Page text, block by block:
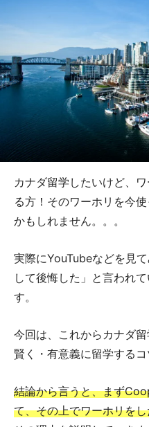
カナダ留学したいけど、
る方！そのワーホリを今
かもしれません。。。
実際にYouTubeなどを見
して後悔した」と言われ
す。
今回は、これからカナダ留
賢く・有意義に留学するコ
結論から言うと、まず
て、その上でワーホリを